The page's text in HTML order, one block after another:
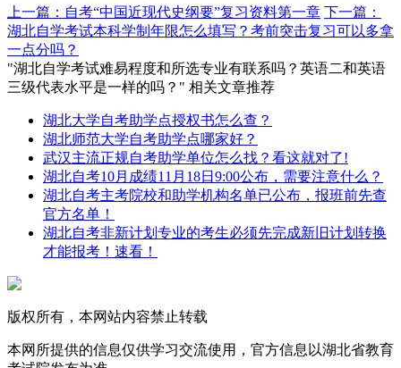
上一篇：自考“中国近现代史纲要”复习资料第一章 下一篇：
湖北自学考试本科学制年限怎么填写？考前突击复习可以多拿
一点分吗？
"湖北自学考试难易程度和所选专业有联系吗？英语二和英语
三级代表水平是一样的吗？" 相关文章推荐
湖北大学自考助学点授权书怎么查？
湖北师范大学自考助学点哪家好？
武汉主流正规自考助学单位怎么找？看这就对了!
湖北自考10月成绩11月18日9:00公布，需要注意什么？
湖北自考主考院校和助学机构名单已公布，报班前先查
官方名单！
湖北自考非新计划专业的考生必须先完成新旧计划转换
才能报考！速看！
版权所有，本网站内容禁止转载
本网所提供的信息仅供学习交流使用，官方信息以湖北省教育